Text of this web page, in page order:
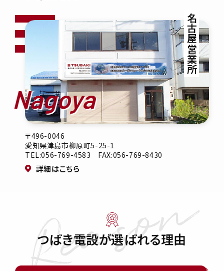
名古屋営業所
Nagoya
〒496-0046
愛知県津島市柳原町5-25-1
TEL:056-769-4583 FAX:056-769-8430
詳細はこちら
つばき電設が選ばれる理由